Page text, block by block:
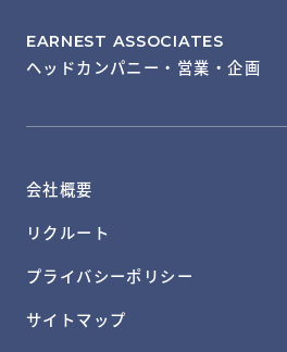
EARNEST ASSOCIATES
ヘッドカンパニー・営業・企画
会社概要
リクルート
プライバシーポリシー
サイトマップ